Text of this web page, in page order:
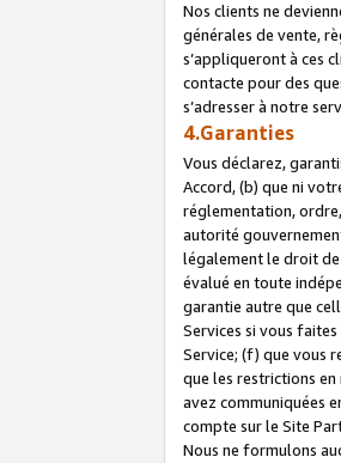
Nos clients ne
générales de vente,
s’appliqueront à ces
contacte pour des
s’adresser à notre
4.Garanties
Vous déclarez,
Accord, (b) que ni
réglementation,
autorité
légalement le droit de
évalué en toute
garantie autre que
Services si vous
Service; (f) que vous
que les restrictions
avez communiquées
compte sur le Site
Nous ne formulons